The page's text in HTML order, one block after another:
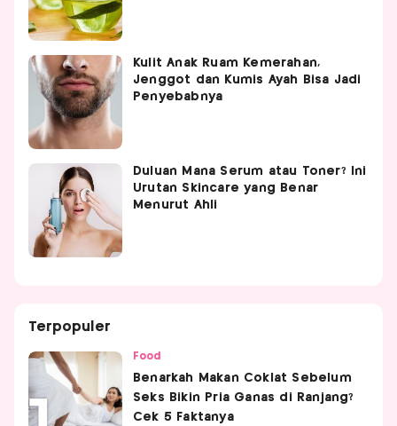
Kulit Anak Ruam Kemerahan,
Jenggot dan Kumis Ayah Bisa Jadi
Penyebabnya
Duluan Mana Serum atau Toner? Ini
Urutan Skincare yang Benar
Menurut Ahli
Terpopuler
Food
Benarkah Makan Coklat Sebelum
Seks Bikin Pria Ganas di Ranjang?
Cek 5 Faktanya